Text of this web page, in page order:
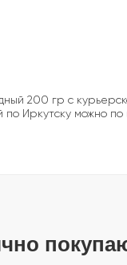
200 гр с
по Иркутску можно по